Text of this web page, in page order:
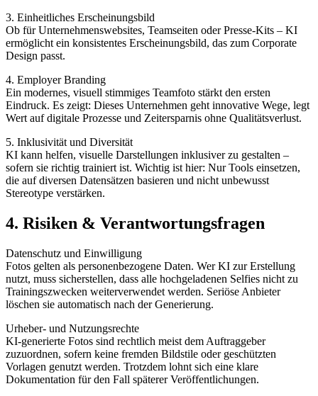
3. Einheitliches Erscheinungsbild
Ob für Unternehmenswebsites, Teamseiten oder Presse-Kits – KI
ermöglicht ein konsistentes Erscheinungsbild, das zum Corporate
Design passt.
4. Employer Branding
Ein modernes, visuell stimmiges Teamfoto stärkt den ersten
Eindruck. Es zeigt: Dieses Unternehmen geht innovative Wege, legt
Wert auf digitale Prozesse und Zeitersparnis ohne Qualitätsverlust.
5. Inklusivität und Diversität
KI kann helfen, visuelle Darstellungen inklusiver zu gestalten –
sofern sie richtig trainiert ist. Wichtig ist hier: Nur Tools einsetzen,
die auf diversen Datensätzen basieren und nicht unbewusst
Stereotype verstärken.
4. Risiken & Verantwortungsfragen
Datenschutz und Einwilligung
Fotos gelten als personenbezogene Daten. Wer KI zur Erstellung
nutzt, muss sicherstellen, dass alle hochgeladenen Selfies nicht zu
Trainingszwecken weiterverwendet werden. Seriöse Anbieter
löschen sie automatisch nach der Generierung.
Urheber- und Nutzungsrechte
KI-generierte Fotos sind rechtlich meist dem Auftraggeber
zuzuordnen, sofern keine fremden Bildstile oder geschützten
Vorlagen genutzt werden. Trotzdem lohnt sich eine klare
Dokumentation für den Fall späterer Veröffentlichungen.